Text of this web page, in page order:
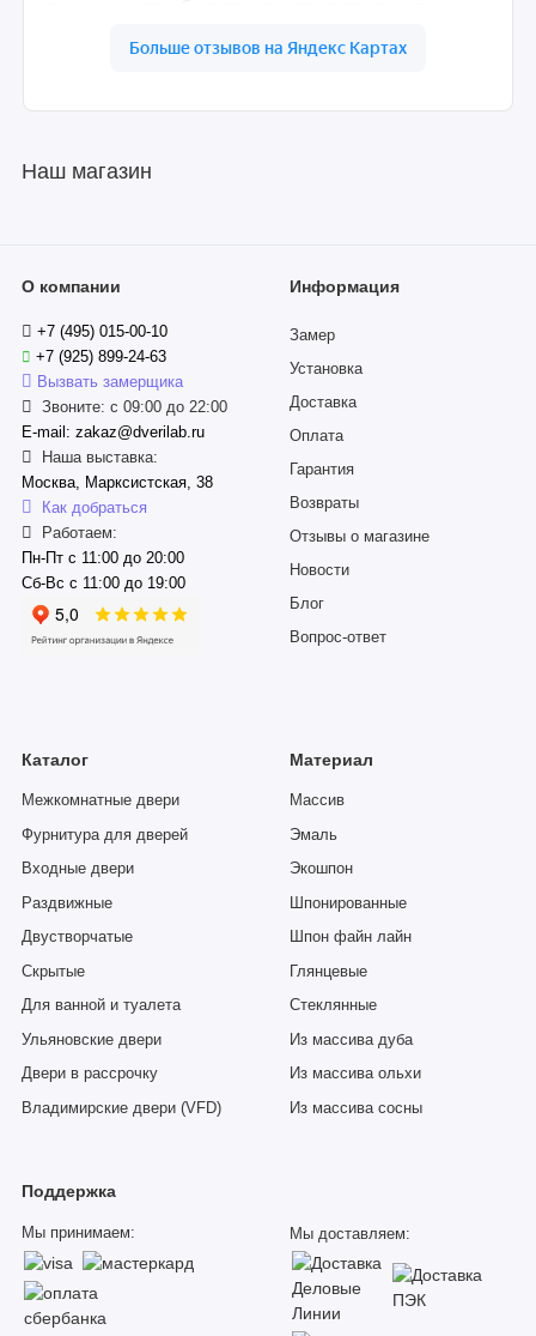
Наш магазин
О компании
+7 (495) 015-00-10
+7 (925) 899-24-63
Вызвать замерщика
Звоните: с 09:00 до 22:00
E-mail: zakaz@dverilab.ru
Наша выставка:
Москва, Марксистская, 38
Как добраться
Работаем:
Пн-Пт с 11:00 до 20:00
Сб-Вс с 11:00 до 19:00
Информация
Замер
Установка
Доставка
Оплата
Гарантия
Возвраты
Отзывы о магазине
Новости
Блог
Вопрос-ответ
Каталог
Межкомнатные двери
Фурнитура для дверей
Входные двери
Раздвижные
Двустворчатые
Скрытые
Для ванной и туалета
Ульяновские двери
Двери в рассрочку
Владимирские двери (VFD)
Материал
Массив
Эмаль
Экошпон
Шпонированные
Шпон файн лайн
Глянцевые
Стеклянные
Из массива дуба
Из массива ольхи
Из массива сосны
Поддержка
Мы принимаем: Мы доставляем: